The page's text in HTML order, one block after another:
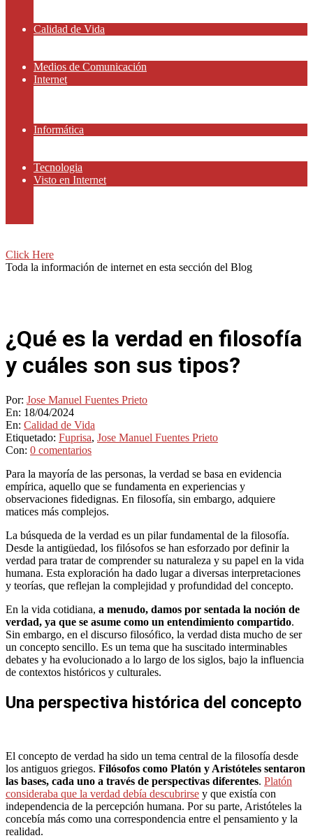
Calidad de Vida
Medios de Comunicación
Internet
Informática
Tecnologia
Visto en Internet
Click Here
Toda la información de internet en esta sección del Blog
¿Qué es la verdad en filosofía
y cuáles son sus tipos?
Por: Jose Manuel Fuentes Prieto
En: 18/04/2024
En: Calidad de Vida
Etiquetado: Fuprisa, Jose Manuel Fuentes Prieto
Con: 0 comentarios
Para la mayoría de las personas, la verdad se basa en evidencia
empírica, aquello que se fundamenta en experiencias y
observaciones fidedignas. En filosofía, sin embargo, adquiere
matices más complejos.
La búsqueda de la verdad es un pilar fundamental de la filosofía.
Desde la antigüedad, los filósofos se han esforzado por definir la
verdad para tratar de comprender su naturaleza y su papel en la vida
humana. Esta exploración ha dado lugar a diversas interpretaciones
y teorías, que reflejan la complejidad y profundidad del concepto.
En la vida cotidiana, a menudo, damos por sentada la noción de
verdad, ya que se asume como un entendimiento compartido.
Sin embargo, en el discurso filosófico, la verdad dista mucho de ser
un concepto sencillo. Es un tema que ha suscitado interminables
debates y ha evolucionado a lo largo de los siglos, bajo la influencia
de contextos históricos y culturales.
Una perspectiva histórica del concepto
El concepto de verdad ha sido un tema central de la filosofía desde
los antiguos griegos. Filósofos como Platón y Aristóteles sentaron
las bases, cada uno a través de perspectivas diferentes. Platón
consideraba que la verdad debía descubrirse y que existía con
independencia de la percepción humana. Por su parte, Aristóteles la
concebía más como una correspondencia entre el pensamiento y la
realidad.